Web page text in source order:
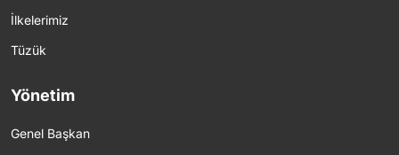
İlkelerimiz
Tüzük
Yönetim
Genel Başkan